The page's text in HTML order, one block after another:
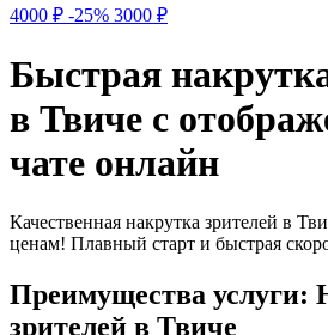
4000 ₽ -25% 3000 ₽
Быстрая
в Твиче с
чате онлайн
Качественная накрутка зрителей в
ценам! Плавный старт и быстрая
Преимущества услуги:
зрителей в Твиче